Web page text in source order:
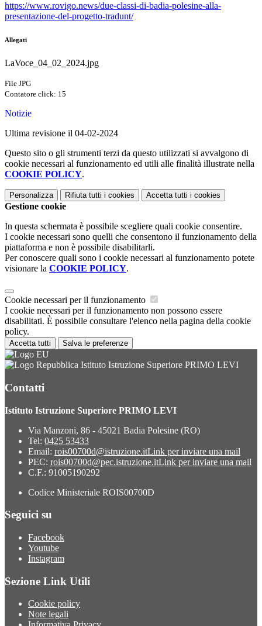
https://www.rovigo.news/due-classi-di-badia-polesine-alla-
presentazione-del-progetto-tradunt/
Allegati
LaVoce_04_02_2024.jpg
File JPG
Contatore click: 15
Notizie
Ultima revisione il 04-02-2024
Questo sito o gli strumenti terzi da questo utilizzati si avvalgono di
cookie necessari al funzionamento ed utili alle finalità illustrate nella
COOKIE POLICY.
Personalizza Rifiuta tutti i cookies Accetta tutti i cookies
Gestione cookie
In questa schermata è possibile scegliere quali cookie consentire.
I cookie necessari sono quelli che consentono il funzionamento della
piattaforma e non è possibile disabilitarli.
Per conoscere quali sono i cookie necessari al funzionamento potete
visionare la COOKIE POLICY.
Cookie necessari per il funzionamento
I cookie necessari per il funzionamento non possono essere
disabilitati. È possibile consultare l'elenco nella pagina della cookie
policy.
Accetta tutti Salva le preferenze
Istituto Istruzione Superiore PRIMO LEVI
Contatti
Istituto Istruzione Superiore PRIMO LEVI
Via Manzoni, 86 - 45021 Badia Polesine (RO)
Tel: 0425 53433
Email: rois00700d@istruzione.itLink per inviare una mail
PEC: rois00700d@pec.istruzione.itLink per inviare una mail
C.F.: 91005190292
Codice Ministeriale ROIS00700D
Seguici su
Facebook
Youtube
Instagram
Sezione Link Utili
Cookie policy
Note legali